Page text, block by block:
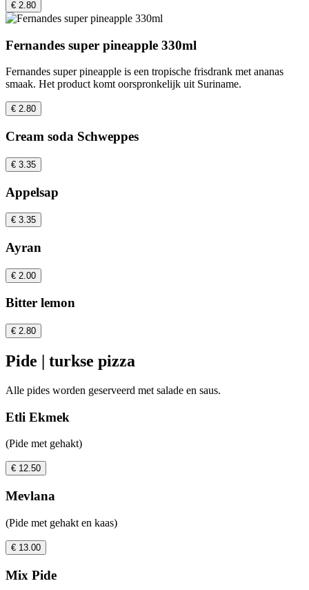
€ 2.80
Fernandes super pineapple 330ml
Fernandes super pineapple is een tropische frisdrank met ananas
smaak. Het product komt oorspronkelijk uit Suriname.
€ 2.80
Cream soda Schweppes
€ 3.35
Appelsap
€ 3.35
Ayran
€ 2.00
Bitter lemon
€ 2.80
Pide | turkse pizza
Alle pides worden geserveerd met salade en saus.
Etli Ekmek
(Pide met gehakt)
€ 12.50
Mevlana
(Pide met gehakt en kaas)
€ 13.00
Mix Pide